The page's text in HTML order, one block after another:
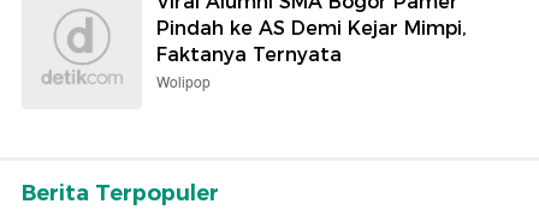
Pindah ke AS Demi Kejar Mimpi,
Faktanya Ternyata
Wolipop
Berita Terpopuler